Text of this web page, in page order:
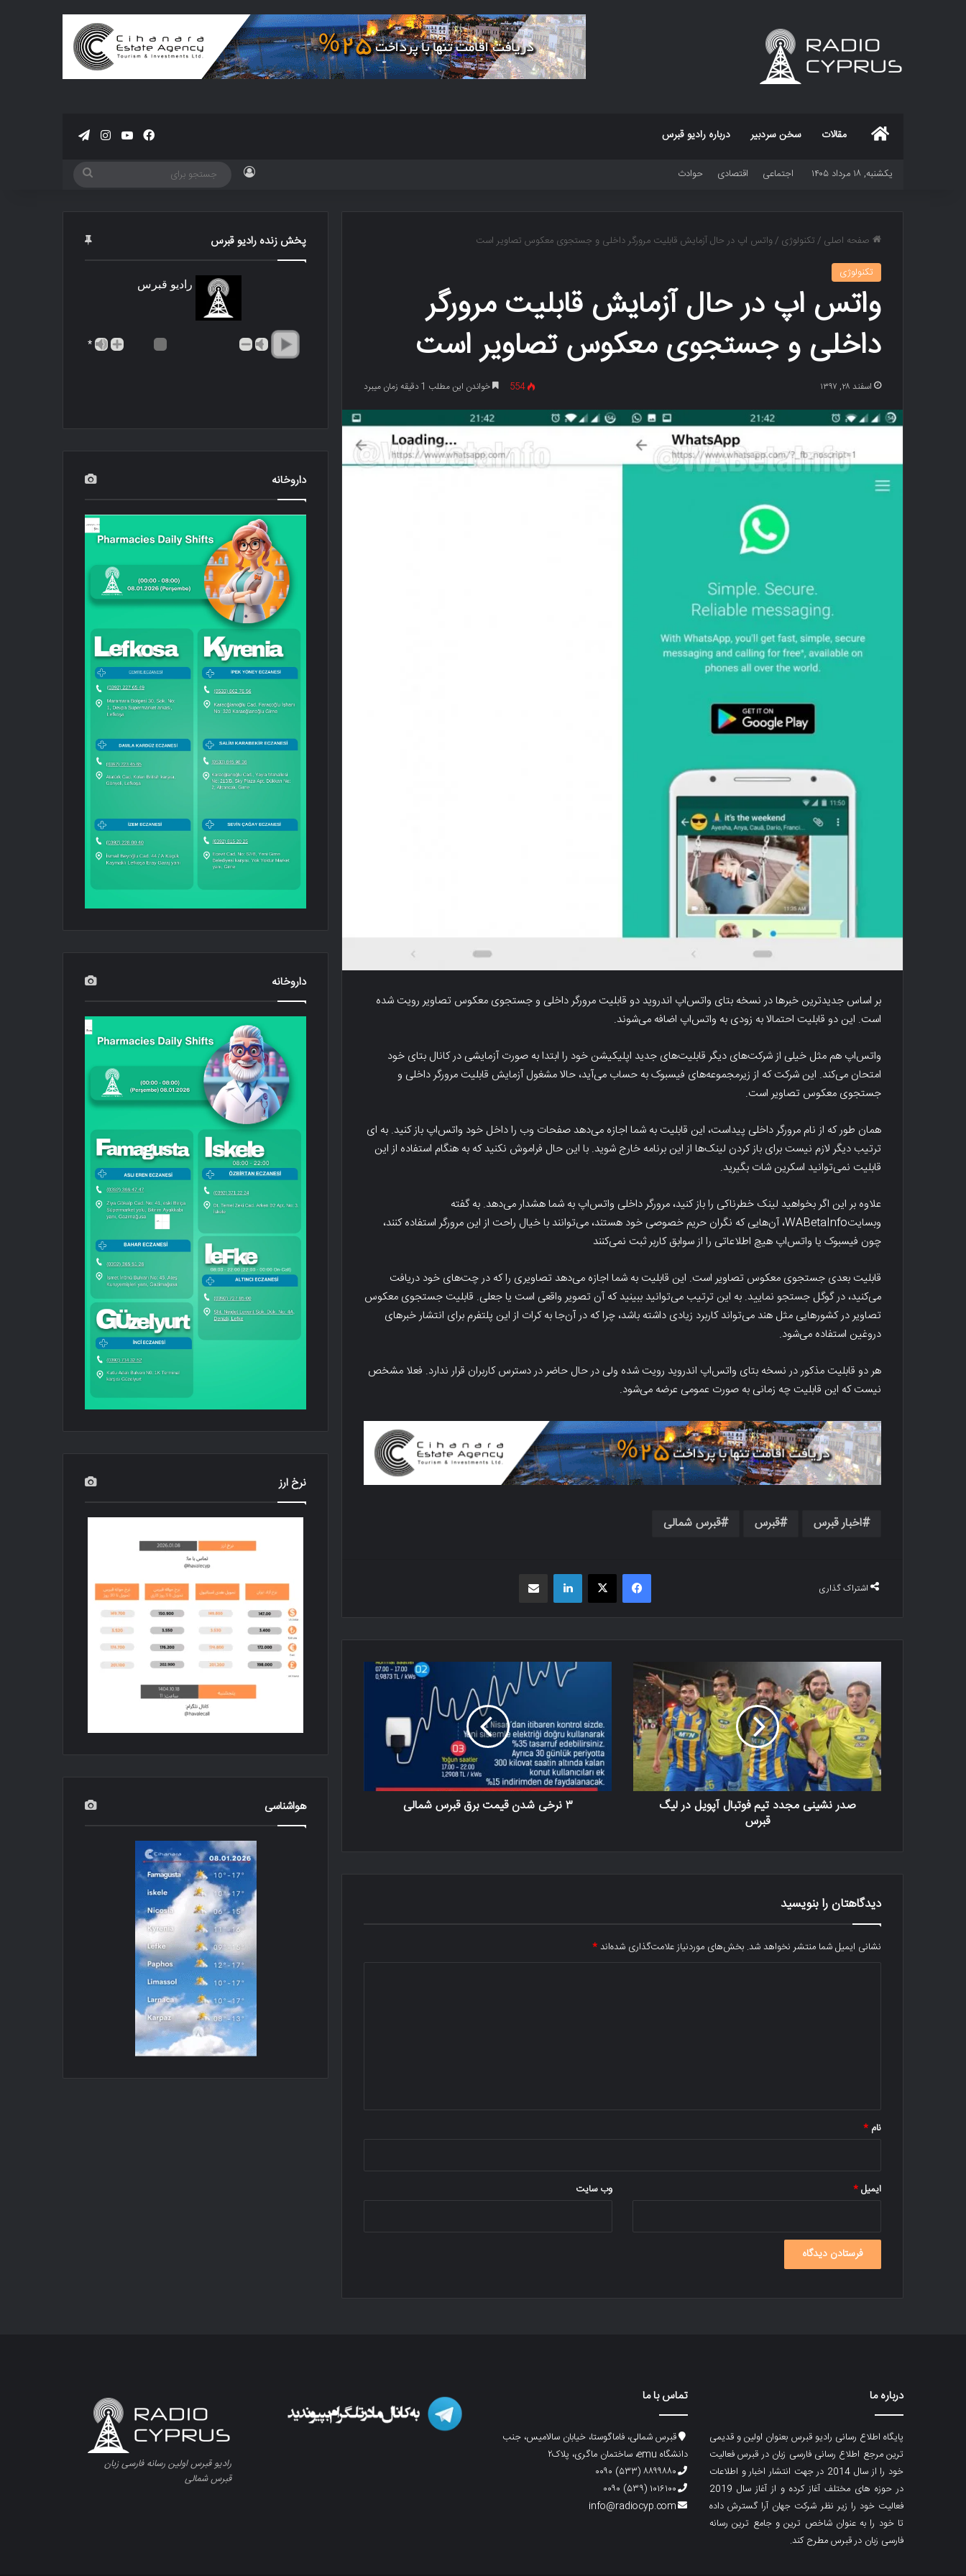
مقالات سخن سردبیر درباره رادیو قبرس فیسبوکیوتیوباینستاگرام
یکشنبه, ۱۸ مرداد ۱۴۰۵ اجتماعی اقتصادی حوادث
صفحه اصلی /تکنولوژی /واتس اپ در حال آزمایش قابلیت مرورگر داخلی و جستجوی معکوس تصاویر است
تکنولوژی
واتس اپ در حال آزمایش قابلیت مرورگر
داخلی و جستجوی معکوس تصاویر است
اسفند ۲۸, ۱۳۹۷ 554 خواندن این مطلب 1 دقیقه زمان میبرد
بر اساس جدیدترین خبرها در نسخه بتای واتس‌اپ اندروید دو قابلیت مرورگر داخلی و جستجوی معکوس تصاویر رویت شده
است. این دو قابلیت احتمالا به زودی به واتس‌اپ اضافه می‌شوند.
واتس‌اپ هم مثل خیلی از شرکت‌های دیگر قابلیت‌های جدید اپلیکیشن خود را ابتدا به صورت آزمایشی در کانال بتای خود
امتحان می‌کند. این شرکت که از زیرمجموعه‌های فیسبوک به حساب می‌آید، حالا مشغول آزمایش قابلیت مرورگر داخلی و
جستجوی معکوس تصاویر است.
همان طور که از نام مرورگر داخلی پیداست، این قابلیت به شما اجازه می‌دهد صفحات وب را داخل خود واتس‌اپ باز کنید. به ای
ترتیب دیگر لازم نیست برای باز کردن لینک‌ها از این برنامه خارج شوید. با این حال فراموش نکنید که به هنگام استفاده از این
قابلیت نمی‌توانید اسکرین شات بگیرید.
علاوه بر این اگر بخواهید لینک خطرناکی را باز کنید، مرورگر داخلی واتس‌اپ به شما هشدار می‌دهد. به گفته
وبسایتWABetaInfo، آن‌هایی که نگران حریم خصوصی خود هستند، می‌توانند با خیال راحت از این مرورگر استفاده کنند،
چون فیسبوک یا واتس‌اپ هیچ اطلاعاتی را از سوابق کاربر ثبت نمی‌کنند
قابلیت بعدی جستجوی معکوس تصاویر است. این قابلیت به شما اجازه می‌دهد تصاویری را که در چت‌های خود دریافت
می‌کنید، در گوگل جستجو نمایید. به این ترتیب می‌توانید ببینید که آن تصویر واقعی است یا جعلی. قابلیت جستجوی معکوس
تصاویر در کشورهایی مثل هند می‌تواند کاربرد زیادی داشته باشد، چرا که در آن‌جا به کرات از این پلتفرم برای انتشار خبرهای
دروغین استفاده می‌شود.
هر دو قابلیت مذکور در نسخه بتای واتس‌اپ اندروید رویت شده ولی در حال حاضر در دسترس کاربران قرار ندارد. فعلا مشخص
نیست که این قابلیت چه زمانی به صورت عمومی عرضه می‌شود.
اخبار قبرس قبرس قبرس شمالی
اشتراک گذاری
فیسبوک X
صدر نشینی مجدد تیم فوتبال آپویل در لیگ
قبرس
۳ نرخی شدن قیمت برق قبرس شمالی
دیدگاهتان را بنویسید
نشانی ایمیل شما منتشر نخواهد شد. بخش‌های موردنیاز علامت‌گذاری شده‌اند*
نام *
ایمیل* وب‌ سایت
پخش زنده رادیو قبرس
رادیو قبرس
*
داروخانه
داروخانه
نرخ ارز
هواشناسی
درباره ما
پایگاه اطلاع رسانی رادیو قبرس بعنوان اولین و قدیمی
ترین مرجع اطلاع رسانی فارسی زبان در قبرس فعالیت
خود را از سال 2014 در جهت انتشار اخبار و اطلاعات
در حوزه های مختلف آغاز کرده و از آغاز سال 2019
فعالیت خود را زیر نظر شرکت جهان آرا گسترش داده
تا خود را به عنوان شاخص ترین و جامع ترین رسانه
فارسی زبان در قبرس مطرح کند.
تماس با ما
قبرس شمالی، فاماگوستا، خیابان سالامیس، جنب
دانشگاه emu، ساختمان ماگری، پلاک۲
۸۸۹۹۸۸۰ (۵۳۳) ۰۰۹۰
۱۰۱۶۱۰۰ (۵۳۹) ۰۰۹۰
info@radiocyp.com
رادیو قبرس اولین رسانه فارسی زبان
قبرس شمالی